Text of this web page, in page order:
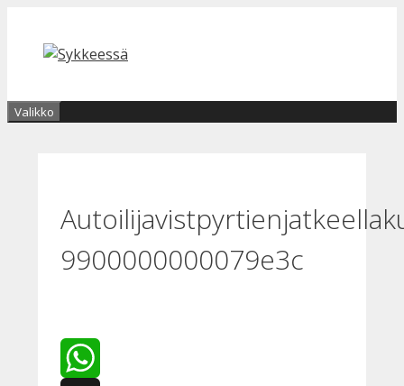
sisältöön
Valikko
9900000000079e3c